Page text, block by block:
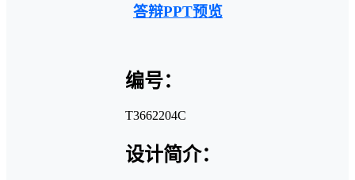
答辩PPT预览
编号：
T3662204C
设计简介：